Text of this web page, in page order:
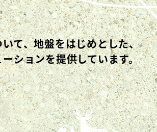
て、地盤をはじめとした、
ションを提供しています。